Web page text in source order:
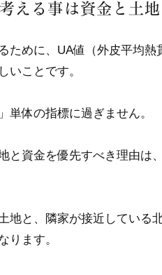
える事は資金と土地
ために、UA値（外皮平均
いことです。
単体の指標に過ぎません。
と資金を優先すべき理由は
地と、隣家が接近している
ります。